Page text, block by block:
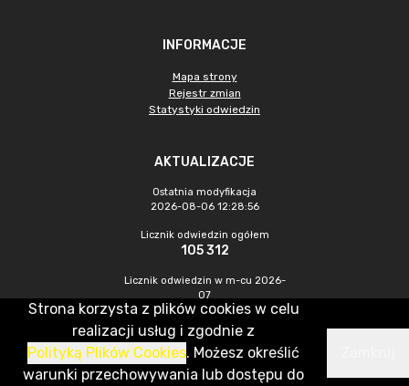
INFORMACJE
Mapa strony
Rejestr zmian
Statystyki odwiedzin
AKTUALIZACJE
Ostatnia modyfikacja
2026-08-06 12:28:56
Licznik odwiedzin ogółem
105 312
Licznik odwiedzin w m-cu 2026-
07
688
CMS & Hosting: Nefeni Sp. z o.o.
Strona korzysta z plików cookies w celu
realizacji usług i zgodnie z
Polityką Plików Cookies. Możesz określić
warunki przechowywania lub dostępu do